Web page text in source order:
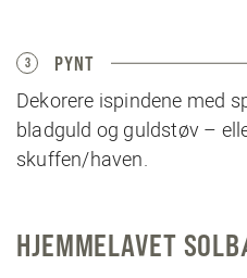
3 PYNT
Dekorere ispindene med
bladguld og guldstøv –
skuffen/haven.
HJEMMELAVET